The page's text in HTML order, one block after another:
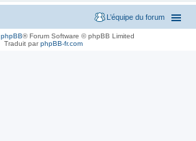
L’équipe du forum
phpBB® Forum Software © phpBB Limited
Traduit parphpBB-fr.com